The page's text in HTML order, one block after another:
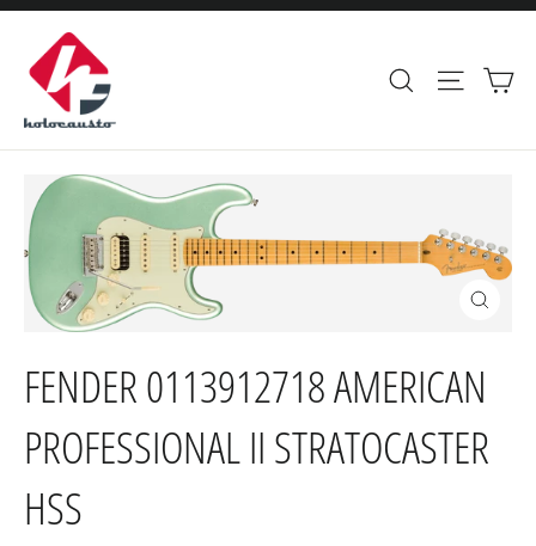
Ir
directamente
contenido
Buscar
FENDER 0113912718 AMERICAN
PROFESSIONAL II STRATOCASTER
HSS